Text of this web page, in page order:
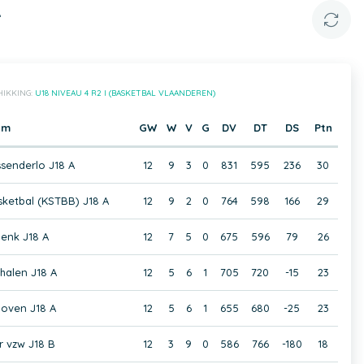
U18 NIVEAU 4 R2 I (BASKETBAL VLAANDEREN)
GW W V G DV DT DS Ptn
J18 A 12 9 3 0 831 595 236 30
(KSTBB) J18 A 12 9 2 0 764 598 166 29
J18 A 12 7 5 0 675 596 79 26
J18 A 12 5 6 1 705 720 -15 23
J18 A 12 5 6 1 655 680 -25 23
vzw J18 B 12 3 9 0 586 766 -180 18